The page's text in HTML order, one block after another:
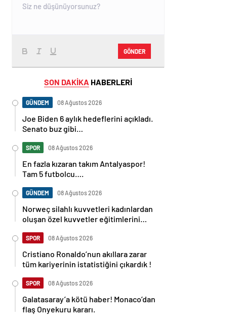
GÖNDER
SON DAKİKA HABERLERİ
GÜNDEM 08 Ağustos 2026
Joe Biden 6 aylık hedeflerini açıkladı.
Senato buz gibi…
SPOR 08 Ağustos 2026
En fazla kızaran takım Antalyaspor!
Tam 5 futbolcu….
GÜNDEM 08 Ağustos 2026
Norweç silahlı kuvvetleri kadınlardan
oluşan özel kuvvetler eğitimlerini
SPOR 08 Ağustos 2026
Cristiano Ronaldo’nun akıllara zarar
tüm kariyerinin istatistiğini çıkardık !
SPOR 08 Ağustos 2026
Galatasaray’a kötü haber! Monaco’dan
flaş Onyekuru kararı.